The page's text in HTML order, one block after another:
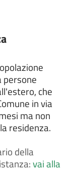
per
la rinuncia di
la rinuncia di
persone
che
in via
ma non
residenza.
della
vai alla